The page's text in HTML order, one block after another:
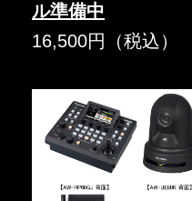
ル準備中
16,500円（税込）